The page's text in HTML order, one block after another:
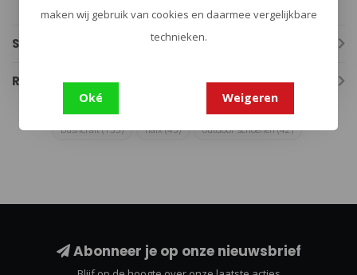
Specificaties
Reviews
bushcraft(133) haix(43) outdoor schoenen(42)
Abonneer je op onze nieuwsbrief
maken wij gebruik van cookies en daarmee vergelijkbare
technieken.
Oké Weigeren